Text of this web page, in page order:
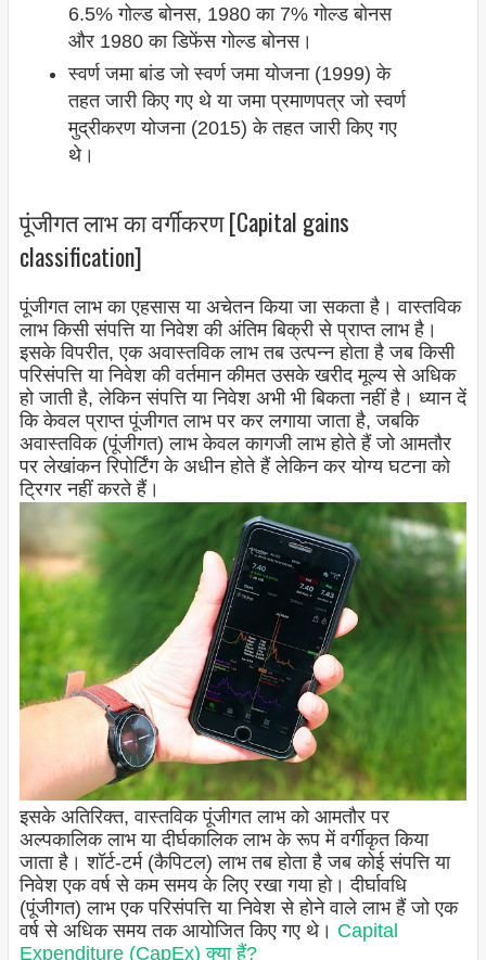
6.5% गोल्ड बोनस, 1980 का 7% गोल्ड बोनस
और 1980 का डिफेंस गोल्ड बोनस।
स्वर्ण जमा बांड जो स्वर्ण जमा योजना (1999) के
तहत जारी किए गए थे या जमा प्रमाणपत्र जो स्वर्ण
मुद्रीकरण योजना (2015) के तहत जारी किए गए
थे।
पूंजीगत लाभ का वर्गीकरण [Capital gains
classification]
पूंजीगत लाभ का एहसास या अचेतन किया जा सकता है। वास्तविक
लाभ किसी संपत्ति या निवेश की अंतिम बिक्री से प्राप्त लाभ है।
इसके विपरीत, एक अवास्तविक लाभ तब उत्पन्न होता है जब किसी
परिसंपत्ति या निवेश की वर्तमान कीमत उसके खरीद मूल्य से अधिक
हो जाती है, लेकिन संपत्ति या निवेश अभी भी बिकता नहीं है। ध्यान दें
कि केवल प्राप्त पूंजीगत लाभ पर कर लगाया जाता है, जबकि
अवास्तविक (पूंजीगत) लाभ केवल कागजी लाभ होते हैं जो आमतौर
पर लेखांकन रिपोर्टिंग के अधीन होते हैं लेकिन कर योग्य घटना को
ट्रिगर नहीं करते हैं।
इसके अतिरिक्त, वास्तविक पूंजीगत लाभ को आमतौर पर
अल्पकालिक लाभ या दीर्घकालिक लाभ के रूप में वर्गीकृत किया
जाता है। शॉर्ट-टर्म (कैपिटल) लाभ तब होता है जब कोई संपत्ति या
निवेश एक वर्ष से कम समय के लिए रखा गया हो। दीर्घावधि
(पूंजीगत) लाभ एक परिसंपत्ति या निवेश से होने वाले लाभ हैं जो एक
वर्ष से अधिक समय तक आयोजित किए गए थे। Capital
Expenditure (CapEx) क्या हैं?